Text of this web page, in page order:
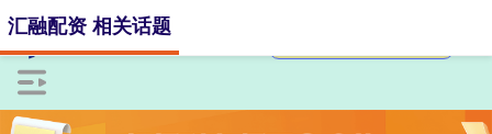
汇融配资 相关话题